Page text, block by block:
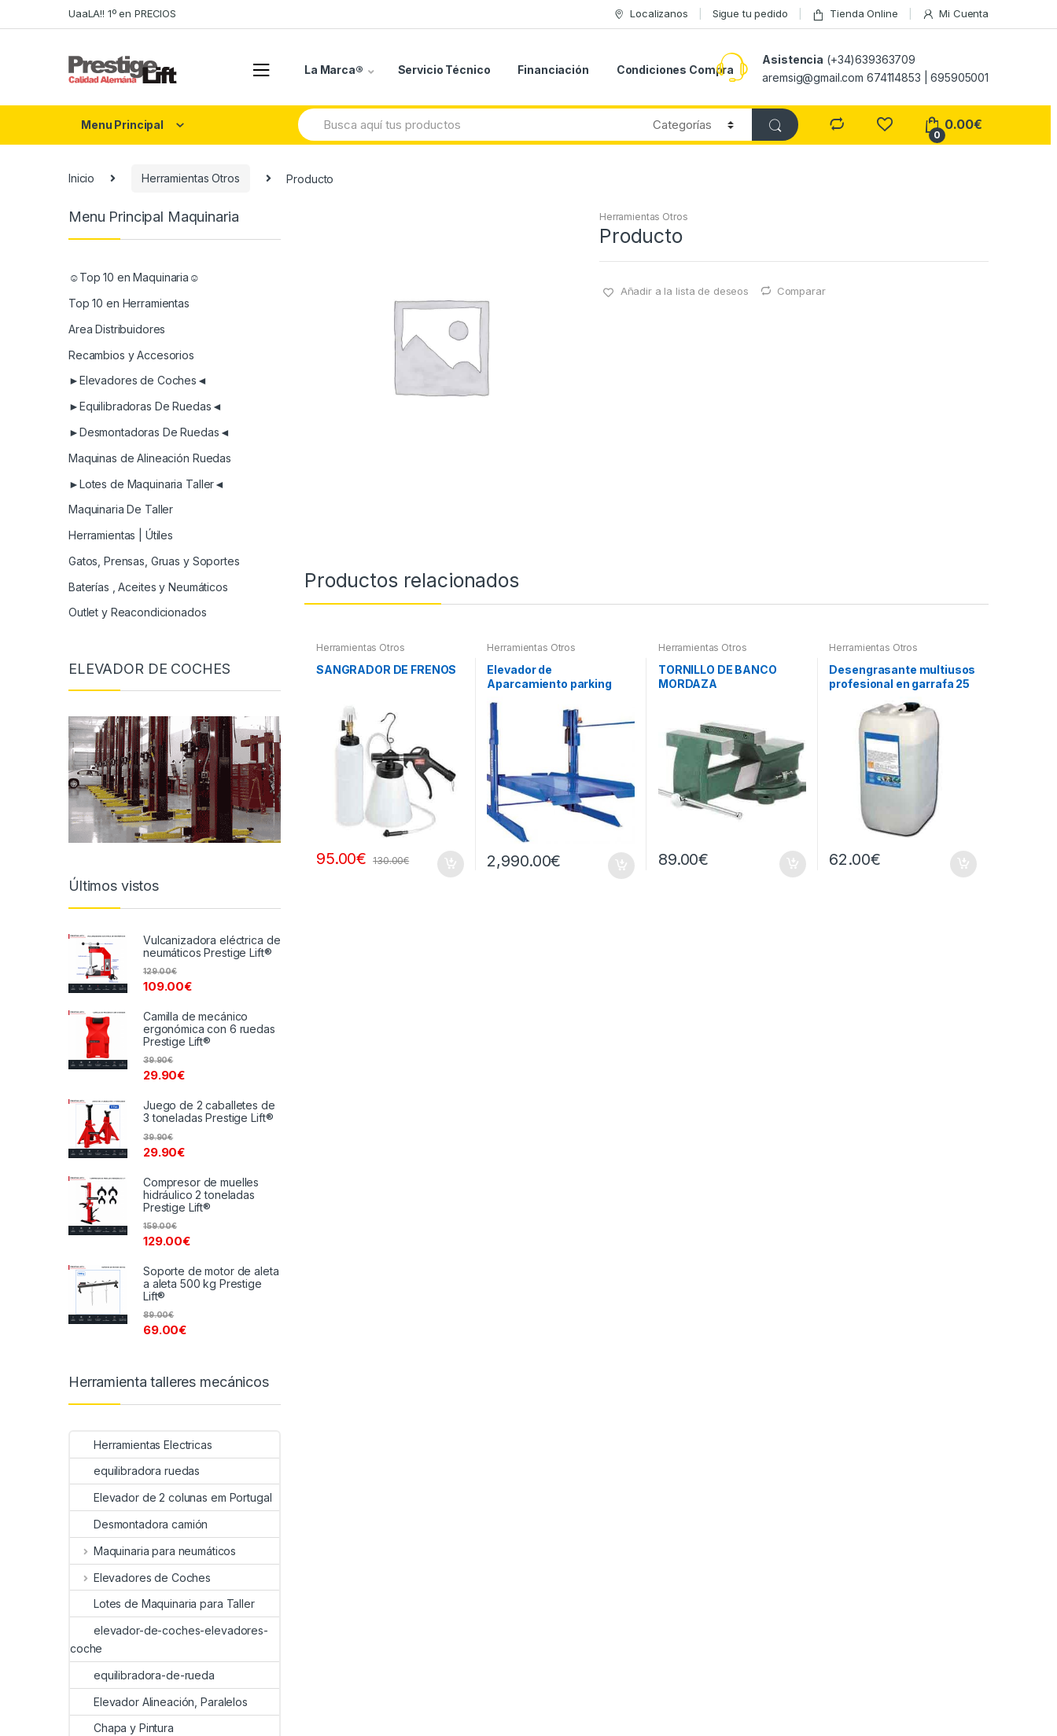
to
to
UaaLA!! 1º en PRECIOS Localizanos Sigue tu pedido Tienda Online Mi Cuenta
La Marca® Servicio Técnico Financiación Condiciones Compra
Asistencia (+34)639363709
aremsig@gmail.com 674114853 | 695905001
Menu Principal
Search
for:
0
0.00€
Inicio Herramientas Otros Producto
Herramientas Otros
Producto
Añadir a la lista de deseos Comparar
Productos relacionados
Herramientas Otros
SANGRADOR DE FRENOS
95.00€ 130.00€
Herramientas Otros
Elevador de
Aparcamiento parking
2,990.00€
Herramientas Otros
TORNILLO DE BANCO
MORDAZA
89.00€
Herramientas Otros
Desengrasante multiusos
profesional en garrafa 25
62.00€
Menu Principal Maquinaria
☺Top 10 en Maquinaria☺
Top 10 en Herramientas
Area Distribuidores
Recambios y Accesorios
►Elevadores de Coches◄
►Equilibradoras De Ruedas◄
►Desmontadoras De Ruedas◄
Maquinas de Alineación Ruedas
►Lotes de Maquinaria Taller◄
Maquinaria De Taller
Herramientas | Útiles
Gatos, Prensas, Gruas y Soportes
Baterías , Aceites y Neumáticos
Outlet y Reacondicionados
ELEVADOR DE COCHES
Últimos vistos
Vulcanizadora eléctrica de
neumáticos Prestige Lift®
109.00€
129.00€
Camilla de mecánico
ergonómica con 6 ruedas
Prestige Lift®
29.90€
39.90€
Juego de 2 caballetes de
3 toneladas Prestige Lift®
29.90€
39.90€
Compresor de muelles
hidráulico 2 toneladas
Prestige Lift®
129.00€
159.00€
Soporte de motor de aleta
a aleta 500 kg Prestige
Lift®
69.00€
89.00€
Herramienta talleres mecánicos
Herramientas Electricas
equilibradora ruedas
Elevador de 2 colunas em Portugal
Desmontadora camión
Maquinaria para neumáticos
Elevadores de Coches
Lotes de Maquinaria para Taller
elevador-de-coches-elevadores-
coche
equilibradora-de-rueda
Elevador Alineación, Paralelos
Chapa y Pintura